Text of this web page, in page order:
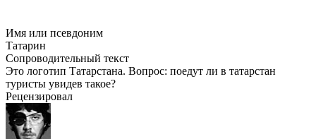
Имя или псевдоним
Татарин
Сопроводительный текст
Это логотип Татарстана. Вопрос: поедут ли в татарстан
туристы увидев такое?
Рецензировал